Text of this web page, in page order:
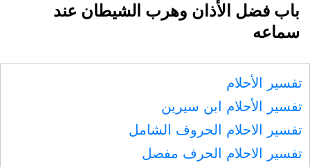
باب فضل الأذان وهرب الشيطان عند
سماعه
تفسير الأحلام
تفسير الأحلام ابن سيرين
تفسير الاحلام الحروف الشامل
تفسير الاحلام الحرف مفصل